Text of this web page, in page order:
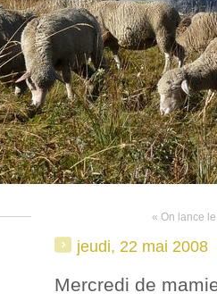
« On lance
jeudi, 22 mai 2008
Mercredi de